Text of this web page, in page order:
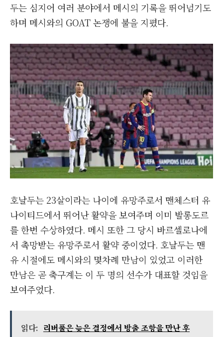
두는 심지어 여러 분야에서 메시의 기록을 뛰어넘기도
하며 메시와의 GOAT 논쟁에 불을 지폈다.
호날두는 23살이라는 나이에 유망주로서 맨체스터 유
나이티드에서 뛰어난 활약을 보여주며 이미 발롱도르
를 한번 수상하였다. 메시 또한 그 당시 바르셀로나에
서 촉망받는 유망주로서 활약 중이었다. 호날두는 맨
유 시절에도 메시와의 몇차례 만남이 있었고 이러한
만남은 곧 축구계는 이 두 명의 선수가 대표할 것임을
보여주었다.
읽다: 리버풀은 늦은 결정에서 방출 조항을 만난 후